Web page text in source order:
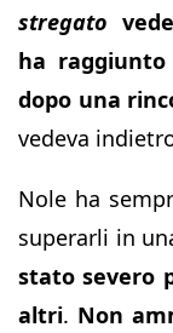
stregato
ha
dopo una
vedeva
Nole ha
superarli in
stato severo
altri. Non